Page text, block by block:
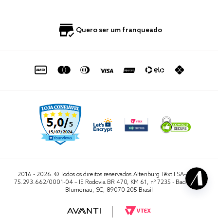
Política de Privacidade
0800 729 1588
sac@altenburg.com.br
Quero ser um franqueado
2016 - 2026. © Todos os direitos reservados.Altenburg Têxtil SA- CNPJ
75.293.662/0001-04 – IE Rodovia BR 470, KM 61, nº 7235 - Badenfurt,
Blumenau, SC, 89070-205 Brasil